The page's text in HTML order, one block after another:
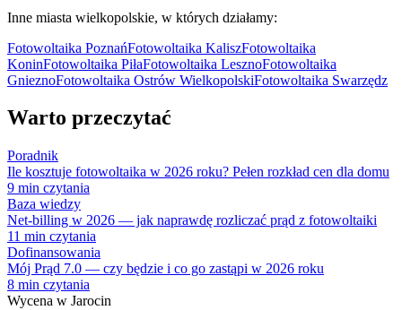
Inne miasta wielkopolskie, w których działamy:
Fotowoltaika PoznańFotowoltaika KaliszFotowoltaika
KoninFotowoltaika PiłaFotowoltaika LesznoFotowoltaika
GnieznoFotowoltaika Ostrów WielkopolskiFotowoltaika Swarzędz
Warto przeczytać
Poradnik
Ile kosztuje fotowoltaika w 2026 roku? Pełen rozkład cen dla domu
9 min czytania
Baza wiedzy
Net-billing w 2026 — jak naprawdę rozliczać prąd z fotowoltaiki
11 min czytania
Dofinansowania
Mój Prąd 7.0 — czy będzie i co go zastąpi w 2026 roku
8 min czytania
Wycena w Jarocin